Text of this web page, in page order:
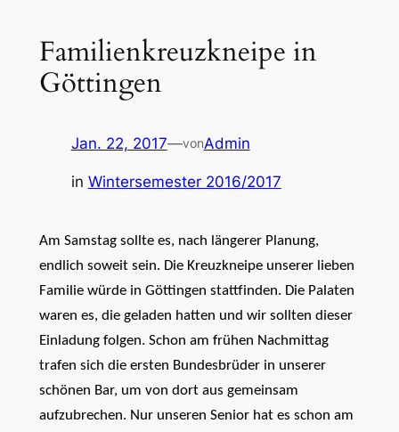
Familienkreuzkneipe in
Göttingen
Jan. 22, 2017—vonAdmin
in Wintersemester 2016/2017
Am Samstag sollte es, nach längerer Planung,
endlich soweit sein. Die Kreuzkneipe unserer lieben
Familie würde in Göttingen stattfinden. Die Palaten
waren es, die geladen hatten und wir sollten dieser
Einladung folgen. Schon am frühen Nachmittag
trafen sich die ersten Bundesbrüder in unserer
schönen Bar, um von dort aus gemeinsam
aufzubrechen. Nur unseren Senior hat es schon am